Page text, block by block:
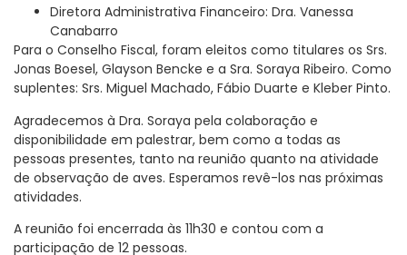
Diretora Administrativa Financeiro: Dra. Vanessa
Canabarro
Para o Conselho Fiscal, foram eleitos como titulares os Srs.
Jonas Boesel, Glayson Bencke e a Sra. Soraya Ribeiro. Como
suplentes: Srs. Miguel Machado, Fábio Duarte e Kleber Pinto.
Agradecemos à Dra. Soraya pela colaboração e
disponibilidade em palestrar, bem como a todas as
pessoas presentes, tanto na reunião quanto na atividade
de observação de aves. Esperamos revê-los nas próximas
atividades.
A reunião foi encerrada às 11h30 e contou com a
participação de 12 pessoas.